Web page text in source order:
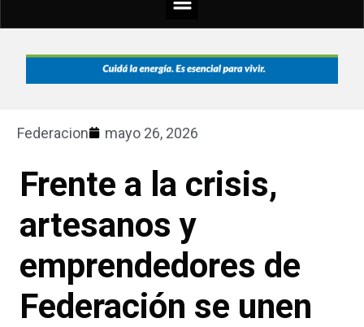
Federacion mayo 26, 2026
Frente a la crisis,
artesanos y
emprendedores de
Federación se unen